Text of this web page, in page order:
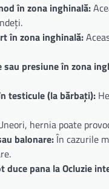
în zona inghinală:
în zona inghinală:
sau presiune în zona
testicule (la bărbați):
hernia poate
balonare:În cazurile
duce pana la Ocluzie